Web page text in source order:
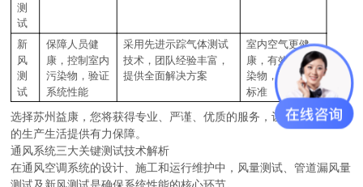
测
试
新
风
测
试
保障人员健
康，控制室内
污染物，验证
系统性能
采用先进示踪气体测试
技术，团队经验丰富，
提供全面解决方案
室内空气更健
康，有效稀释污
染物，满足相关
标准
选择苏州益康，您将获得专业、严谨、优质的服务，让通风系统为您
的生产生活提供有力保障。
通风系统三大关键测试技术解析
在通风空调系统的设计、施工和运行维护中，风量测试、管道漏风量